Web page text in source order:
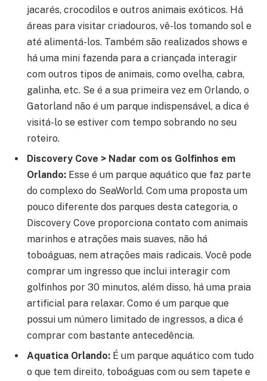
jacarés, crocodilos e outros animais exóticos. Há
áreas para visitar criadouros, vê-los tomando sol e
até alimentá-los. Também são realizados shows e
há uma mini fazenda para a criançada interagir
com outros tipos de animais, como ovelha, cabra,
galinha, etc. Se é a sua primeira vez em Orlando, o
Gatorland não é um parque indispensável, a dica é
visitá-lo se estiver com tempo sobrando no seu
roteiro.
Discovery Cove > Nadar com os Golfinhos em
Orlando: Esse é um parque aquático que faz parte
do complexo do SeaWorld. Com uma proposta um
pouco diferente dos parques desta categoria, o
Discovery Cove proporciona contato com animais
marinhos e atrações mais suaves, não há
toboáguas, nem atrações mais radicais. Você pode
comprar um ingresso que inclui interagir com
golfinhos por 30 minutos, além disso, há uma praia
artificial para relaxar. Como é um parque que
possui um número limitado de ingressos, a dica é
comprar com bastante antecedência.
Aquatica Orlando: É um parque aquático com tudo
o que tem direito, toboáguas com ou sem tapete e